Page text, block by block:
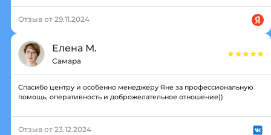
Отзыв от 29.11.2024
Елена М.
Самара
Спасибо центру и особенно менеджеру Яне за профессиональную
помощь, оперативность и доброжелательное отношение))
Отзыв от 23.12.2024